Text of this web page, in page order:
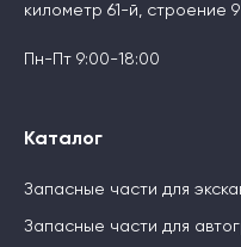
километр 61-й, строение 9
Пн-Пт 9:00-18:00
Каталог
Запасные части для
Запасные части для